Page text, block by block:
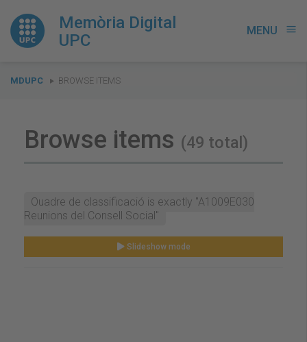
Memòria Digital
UPC
MENU menu
You
MDUPC BROWSE ITEMS
Browse items (49 total)
Quadre de classificació is exactly "A1009E030
Reunions del Consell Social"
Slideshow mode